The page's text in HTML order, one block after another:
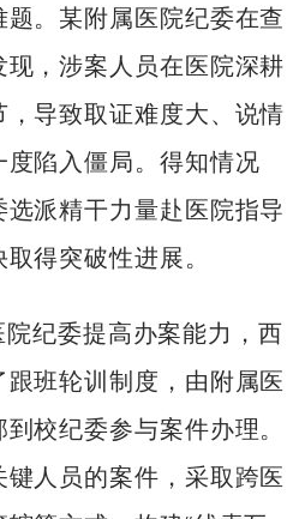
。某附属医院纪委在查
，涉案人员在医院深耕
导致取证难度大、说情
陷入僵局。得知情况
派精干力量赴医院指导
得突破性进展。
纪委提高办案能力，西
班轮训制度，由附属医
校纪委参与案件办理。
人员的案件，采取跨医